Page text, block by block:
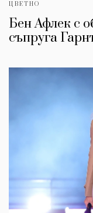
ЦВЕТНО
Бен Афлек с
съпруга